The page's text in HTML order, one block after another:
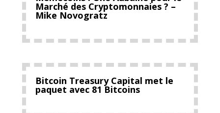
Marché des Cryptomonnaies ? –
Mike Novogratz
Bitcoin Treasury Capital met le
paquet avec 81 Bitcoins